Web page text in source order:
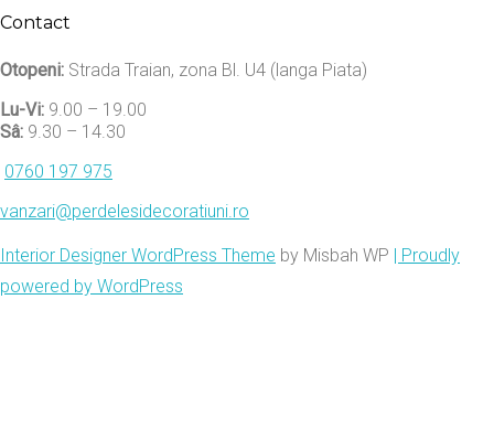
Contact
Otopeni: Strada Traian, zona Bl. U4 (langa Piata)
Lu-Vi: 9.00 – 19.00
Sâ: 9.30 – 14.30
0760 197 975
vanzari@perdelesidecoratiuni.ro
Interior Designer WordPress Theme by Misbah WP
| Proudly
powered by WordPress